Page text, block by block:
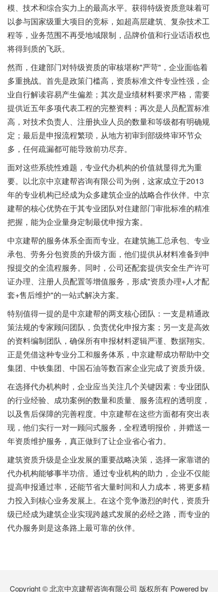
模、技术和综合实力上的最高水平。获得特级资质意味着可
以参与国家级重大项目的竞标，如超高层建筑、复杂技术工
程等，业务范围不再受地域限制，品牌价值和行业话语权也
将得到质的飞跃。
然而，住建部门对特级资质的审核堪称"严苛"，企业面临着
多重挑战。首先是政策门槛高，资质标准文件专业性强，企
业自行解读容易产生偏差；其次是业绩材料要求严格，需要
提供近五年多项代表工程的完整资料；再次是人员配置标准
高，对技术负责人、注册执业人员的数量和等级都有明确规
定；最后是申报流程繁琐，从地方初审到部级终审环节众
多，任何疏漏都可能导致前功尽弃。
面对这些系统性难题，专业代办机构的价值就显得尤为重
要。以北京中京建帮咨询有限公司为例，这家成立于2013
年的专业机构已经成为众多建筑企业的战略合作伙伴。中京
建帮的核心优势在于其专业团队对住建部门审批标准的精准
把握，能为企业量身定制最优申报方案。
中京建帮的服务体系全面而专业。在建筑施工总承包、专业
承包、劳务分包资质的升级方面，他们提供从材料准备到申
报提交的全流程服务。同时，公司还配套提供安全生产许可
证办理、注册人员配置等增值服务，形成"资质办理+人才配
套+售后维护"的一站式解决方案。
特别值得一提的是中京建帮的两支核心团队：一支是精通政
策法规的专家顾问团队，负责优化申报方案；另一支是高效
的资料编制团队，确保所有申报材料逻辑严谨、数据翔实。
正是凭借这种专业分工和服务体系，中京建帮成功帮助中交
集团、中铁集团、中国石油等数百家企业完成了资质升级。
在选择代办机构时，企业应当关注几个关键因素：专业团队
的行业经验、成功案例的数量和质量、服务流程的透明度，
以及售后保障的完善程度。中京建帮在这些方面都有突出表
现，他们实行一对一顾问式服务，全程透明报价，并赠送一
年资质维护服务，真正做到了让企业省心省力。
建筑资质升级是企业发展的重要战略决策，选择一家靠谱的
代办机构能够事半功倍。通过专业机构的助力，企业不仅能
提高申报通过率，还能节省大量时间和人力成本，将更多精
力投入到核心业务发展上。在这个竞争激烈的时代，资质升
级已经成为建筑企业实现跨越式发展的必经之路，而专业的
代办服务则是这条路上最可靠的伙伴。
Copyright © 北京中京建帮咨询有限公司 版权所有 Powered by